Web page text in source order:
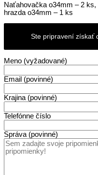
Naťahovačka o34mm – 2
hrazda o34mm – 1 ks
Ste pripravení získať
Meno (vyžadované)
Email (povinné)
Krajina (povinné)
Telefónne číslo
Správa (povinné)